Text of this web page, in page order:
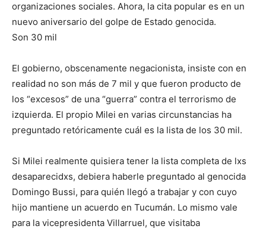
organizaciones sociales. Ahora, la cita popular es en un
nuevo aniversario del golpe de Estado genocida.
Son 30 mil
El gobierno, obscenamente negacionista, insiste con en
realidad no son más de 7 mil y que fueron producto de
los “excesos” de una “guerra” contra el terrorismo de
izquierda. El propio Milei en varias circunstancias ha
preguntado retóricamente cuál es la lista de los 30 mil.
Si Milei realmente quisiera tener la lista completa de lxs
desaparecidxs, debiera haberle preguntado al genocida
Domingo Bussi, para quién llegó a trabajar y con cuyo
hijo mantiene un acuerdo en Tucumán. Lo mismo vale
para la vicepresidenta Villarruel, que visitaba